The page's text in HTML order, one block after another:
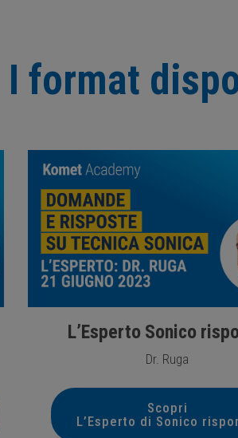
I format
L’Esperto Sonico
Dr. Ruga
Scopri
L’Esperto di Sonico